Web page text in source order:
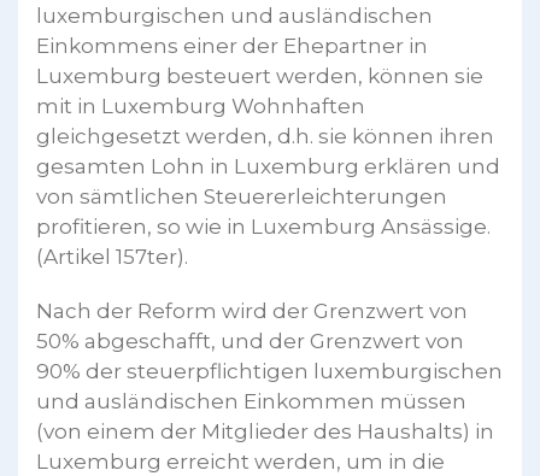
luxemburgischen und ausländischen
Einkommens einer der Ehepartner in
Luxemburg besteuert werden, können sie
mit in Luxemburg Wohnhaften
gleichgesetzt werden, d.h. sie können ihren
gesamten Lohn in Luxemburg erklären und
von sämtlichen Steuererleichterungen
profitieren, so wie in Luxemburg Ansässige.
(Artikel 157ter).
Nach der Reform wird der Grenzwert von
50% abgeschafft, und der Grenzwert von
90% der steuerpflichtigen luxemburgischen
und ausländischen Einkommen müssen
(von einem der Mitglieder des Haushalts) in
Luxemburg erreicht werden, um in die